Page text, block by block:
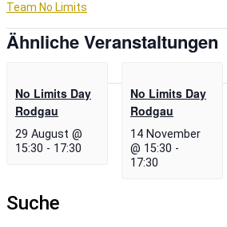
Team No Limits
Ähnliche Veranstaltungen
No Limits Day
Rodgau
29 August @
15:30 - 17:30
No Limits Day
Rodgau
14 November
@ 15:30 -
17:30
Suche